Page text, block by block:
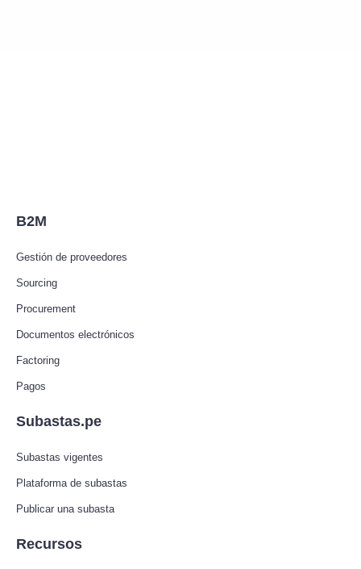
B2M
Gestión de proveedores
Sourcing
Procurement
Documentos electrónicos
Factoring
Pagos
Subastas.pe
Subastas vigentes
Plataforma de subastas
Publicar una subasta
Recursos